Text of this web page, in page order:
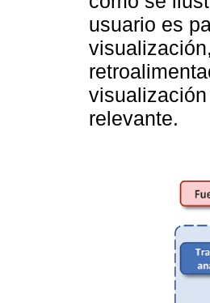
usuario es
relevante.